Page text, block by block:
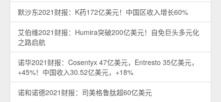
默沙东2021财报：K药172亿美元！中国区收入增长60%
艾伯维2021财报：Humira突破200亿美元！自免巨头多元化
之路启航
诺华2021财报：Cosentyx 47亿美元，Entresto 35亿美元，
+45%！中国收入30.52亿美元，+18%
诺和诺德2021财报：司美格鲁肽超60亿美元